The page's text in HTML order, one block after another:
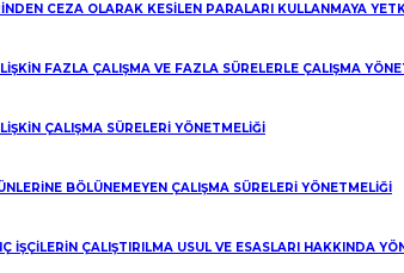
CEZA OLARAK KESİLEN PARALARI KULLANMAYA
FAZLA ÇALIŞMA VE FAZLA SÜRELERLE ÇALIŞMA
ÇALIŞMA SÜRELERİ YÖNETMELİĞİ
BÖLÜNEMEYEN ÇALIŞMA SÜRELERİ YÖNETMELİĞİ
İŞÇİLERİN ÇALIŞTIRILMA USUL VE ESASLARI HAKKINDA
Olabiliriz?
geçelim.
out this field